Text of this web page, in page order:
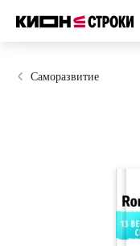
Саморазвитие